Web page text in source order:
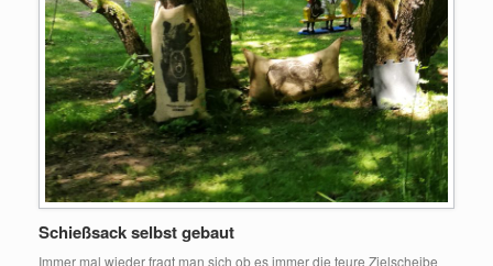
Schießsack selbst gebaut
Immer mal wieder fragt man sich ob es immer die teure Zielscheibe